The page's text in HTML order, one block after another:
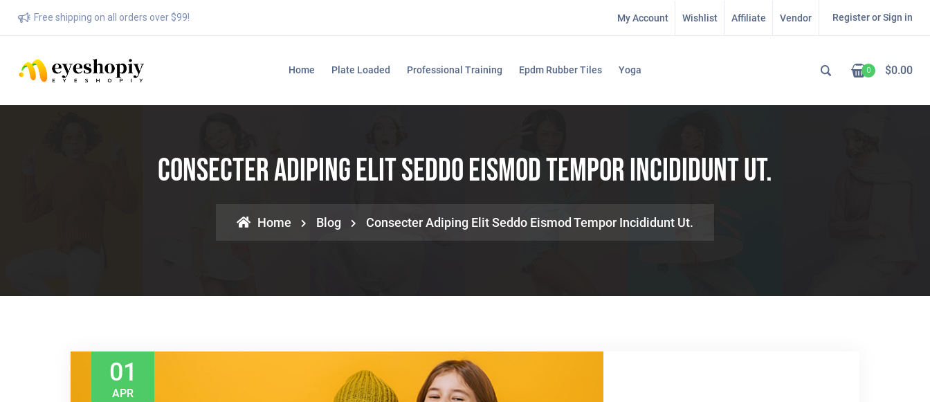
Free shipping on all orders over $99! My Account Wishlist Affiliate Vendor Register or Sign in
Home Plate Loaded Professional Training Epdm Rubber Tiles Yoga 0 $0.00
Consecter Adiping Elit Seddo Eismod Tempor Incididunt Ut.
Home Blog Consecter Adiping Elit Seddo Eismod Tempor Incididunt Ut.
01
APR